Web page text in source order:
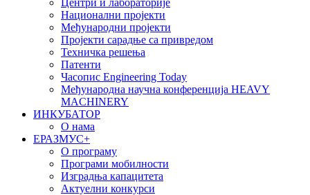
Центри и лабораторије
Национални пројекти
Међународни пројекти
Пројекти сарадње са привредом
Техничка решења
Патенти
Часопис Engineering Today
Међународна научна конференција HEAVY
MACHINERY
ИНКУБАТОР
О нама
EРАЗМУС+
О програму
Програми мобилности
Изградња капацитета
Актуелни конкурси